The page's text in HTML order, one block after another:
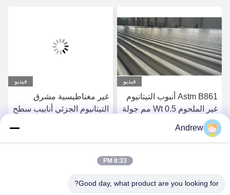
فيديو
Astm B861 أنبوب التيتانيوم
غير الملحوم Wt 0.5 مم جولة
الصف 9
احصل على أفضل سعر
فيديو
غير مغناطيسية مشرق
التيتانيوم الجزئي أنابيب سطح
احصل على أفضل سعر
Andrew
8:33 PM
Good day, what product are you looking for?